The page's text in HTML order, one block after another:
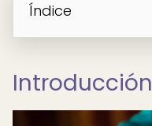
Índice
Introducción